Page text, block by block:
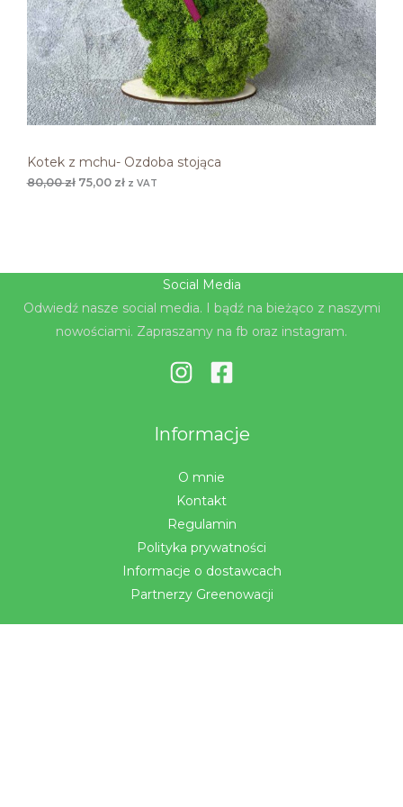
P
R
O
M
Kotek z mchu- Ozdoba stojąca
80,00zł
o
s
i
ł
a
:
8
0
,
z
75,00 zł
s
i
:
7
5
,
0
0
ł
.
z VAT
Social Media
Odwiedź nasze social media. I bądź na bieżąco z naszymi
nowościami. Zapraszamy na fb oraz instagram.
Informacje
O mnie
Kontakt
Regulamin
Polityka prywatności
Informacje o dostawcach
Partnerzy Greenowacji